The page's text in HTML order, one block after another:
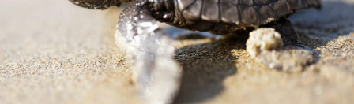
Časopis
nejmenší, když dorůstá „pouhých“ 58 až 70
centimetrů. Vlastní smrtelnost přitom pozná
téměř ihned po vylíhnutí.